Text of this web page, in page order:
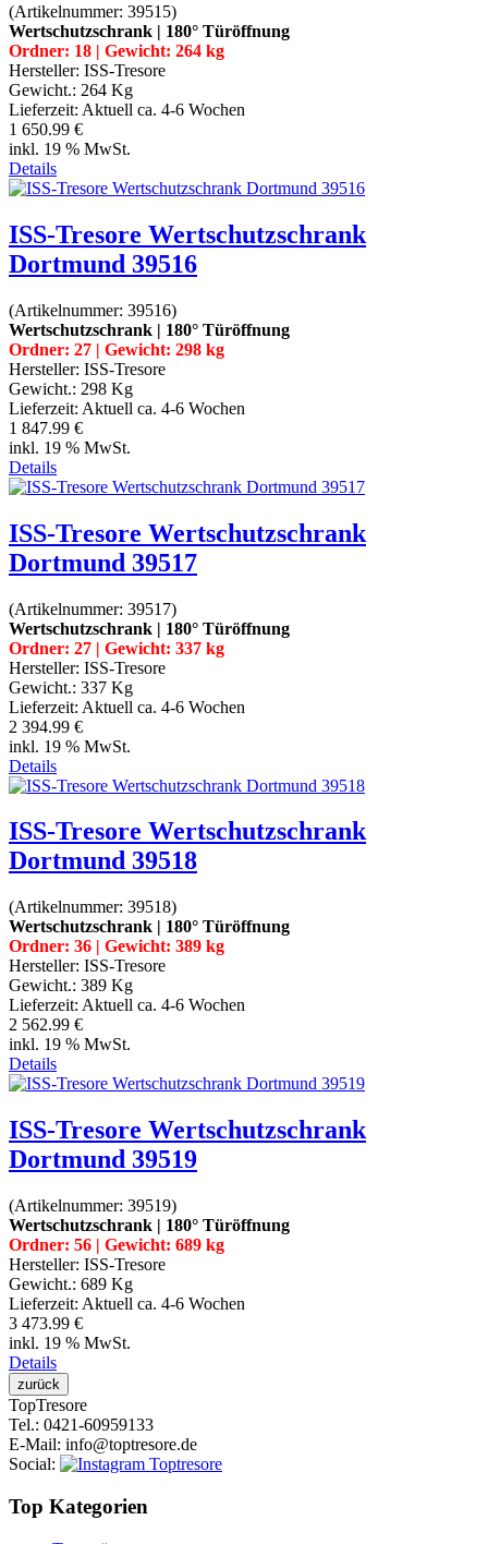
(Artikelnummer: 39515)
Wertschutzschrank | 180° Türöffnung
Ordner: 18 | Gewicht: 264 kg
Hersteller: ISS-Tresore
Gewicht.: 264 Kg
Lieferzeit: Aktuell ca. 4-6 Wochen
1 650.99 €
inkl. 19 % MwSt.
Details
ISS-Tresore Wertschutzschrank
Dortmund 39516
(Artikelnummer: 39516)
Wertschutzschrank | 180° Türöffnung
Ordner: 27 | Gewicht: 298 kg
Hersteller: ISS-Tresore
Gewicht.: 298 Kg
Lieferzeit: Aktuell ca. 4-6 Wochen
1 847.99 €
inkl. 19 % MwSt.
Details
ISS-Tresore Wertschutzschrank
Dortmund 39517
(Artikelnummer: 39517)
Wertschutzschrank | 180° Türöffnung
Ordner: 27 | Gewicht: 337 kg
Hersteller: ISS-Tresore
Gewicht.: 337 Kg
Lieferzeit: Aktuell ca. 4-6 Wochen
2 394.99 €
inkl. 19 % MwSt.
Details
ISS-Tresore Wertschutzschrank
Dortmund 39518
(Artikelnummer: 39518)
Wertschutzschrank | 180° Türöffnung
Ordner: 36 | Gewicht: 389 kg
Hersteller: ISS-Tresore
Gewicht.: 389 Kg
Lieferzeit: Aktuell ca. 4-6 Wochen
2 562.99 €
inkl. 19 % MwSt.
Details
ISS-Tresore Wertschutzschrank
Dortmund 39519
(Artikelnummer: 39519)
Wertschutzschrank | 180° Türöffnung
Ordner: 56 | Gewicht: 689 kg
Hersteller: ISS-Tresore
Gewicht.: 689 Kg
Lieferzeit: Aktuell ca. 4-6 Wochen
3 473.99 €
inkl. 19 % MwSt.
Details
TopTresore
Tel.: 0421-60959133
E-Mail: info@toptresore.de
Social:
Top Kategorien